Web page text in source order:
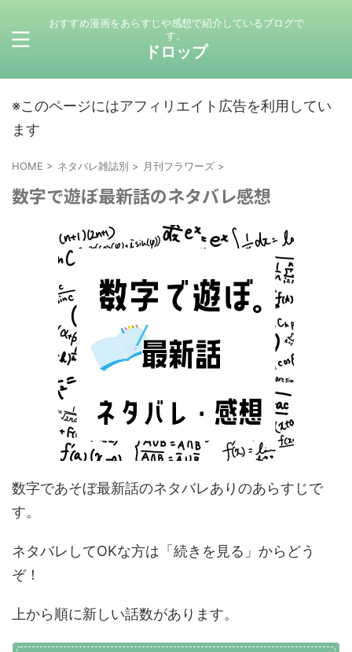
おすすめ漫画をあらすじや感想で紹介しているブログで
す。
ドロップ
※このページにはアフィリエイト広告を利用してい
ます
HOME > ネタバレ雑誌別 > 月刊フラワーズ >
数字で遊ぼ最新話のネタバレ感想
数字であそぼ最新話のネタバレありのあらすじで
す。
ネタバレしてOKな方は「続きを見る」からどう
ぞ！
上から順に新しい話数があります。